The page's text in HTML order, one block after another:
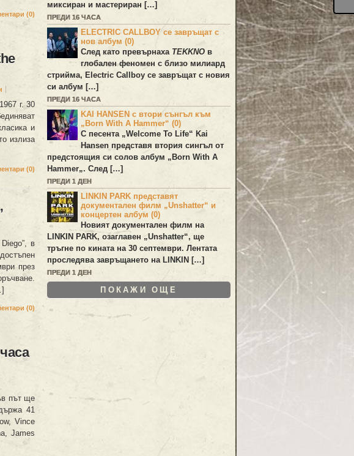
(0)
г. 30
и
излиза
(0)
в
през
(0)
път ще
41
Vince
James
миксиран и мастериран […]
ПРЕДИ 16 ЧАСА
ELECTRIC CALLBOY се завръщат с
нов албум (0)
След като превърнаха TEKKNO в
глобален феномен с близо милиард
стрийма, Electric Callboy се завръщат с новия
си албум […]
ПРЕДИ 16 ЧАСА
KAI HANSEN с втори сънгъл към
„Born With A Hammer“ (0)
С песента „Welcome To Life“ Kai
Hansen представя втория сингъл от
предстоящия си солов албум „ Born With A
Hammer„. След […]
ПРЕДИ 1 ДЕН
LINKIN PARK представят
документален филм „Unshatter“ и
концертен албум (0)
Новият документален филм на
LINKIN PARK, озаглавен „Unshatter“, ще
тръгне по кината на 30 септември. Лентата
проследява завръщането наLINKIN […]
ПРЕДИ 1 ДЕН
ПОКАЖИ ОЩЕ